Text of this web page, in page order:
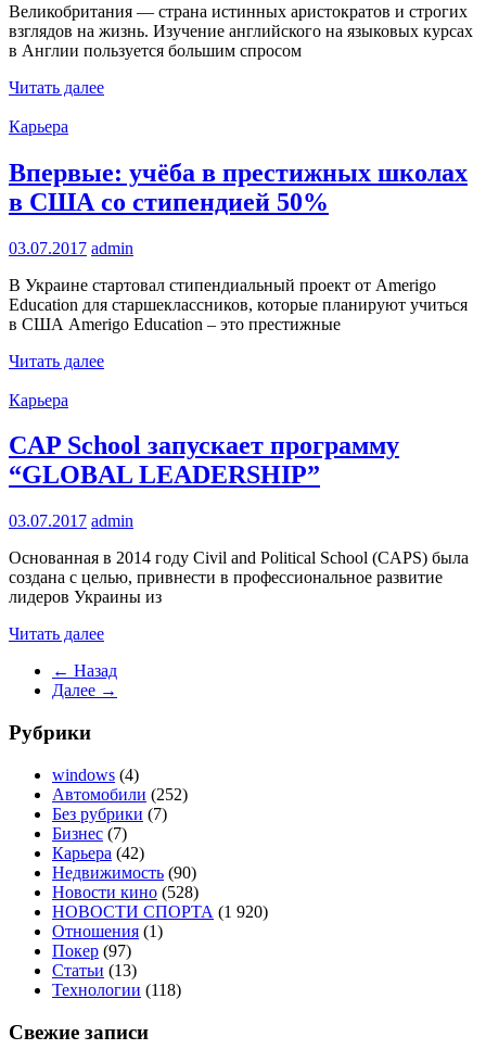
Великобритания — страна истинных аристократов и строгих
взглядов на жизнь. Изучение английского на языковых курсах
в Англии пользуется большим спросом
Читать далее
Карьера
Впервые: учёба в престижных школах
в США со стипендией 50%
03.07.2017 admin
В Украине стартовал стипендиальный проект от Amerigo
Education для старшеклассников, которые планируют учиться
в США Amerigo Education – это престижные
Читать далее
Карьера
CAP School запускает программу
“GLOBAL LEADERSHIP”
03.07.2017 admin
Основанная в 2014 году Civil and Political School (CAPS) была
создана с целью, привнести в профессиональное развитие
лидеров Украины из
Читать далее
← Назад
Далее →
Рубрики
windows (4)
Автомобили (252)
Без рубрики (7)
Бизнес (7)
Карьера (42)
Недвижимость (90)
Новости кино (528)
НОВОСТИ СПОРТА (1 920)
Отношения (1)
Покер (97)
Статьи (13)
Технологии (118)
Свежие записи